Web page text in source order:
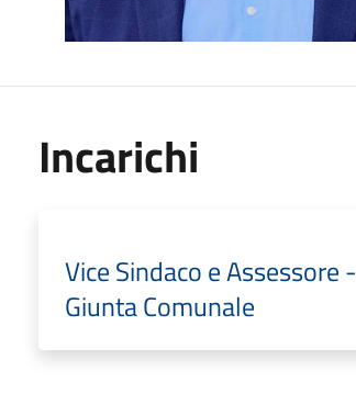
Incarichi
Vice Sindaco e Assessore -
Giunta Comunale